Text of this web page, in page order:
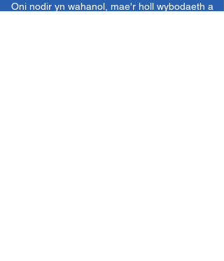
Oni nodir yn wahanol, mae'r holl wybodaeth a